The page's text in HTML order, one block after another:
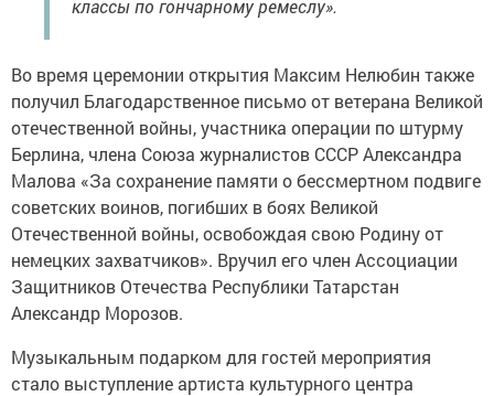
классы по гончарному ремеслу».
Во время церемонии открытия Максим Нелюбин также
получил Благодарственное письмо от ветерана Великой
отечественной войны, участника операции по штурму
Берлина, члена Союза журналистов СССР Александра
Малова «За сохранение памяти о бессмертном подвиге
советских воинов, погибших в боях Великой
Отечественной войны, освобождая свою Родину от
немецких захватчиков». Вручил его член Ассоциации
Защитников Отечества Республики Татарстан
Александр Морозов.
Музыкальным подарком для гостей мероприятия
стало выступление артиста культурного центра